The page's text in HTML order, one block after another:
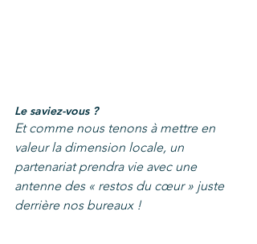
Le saviez-vous ?
Et comme nous tenons à mettre en
valeur la dimension locale, un
partenariat prendra vie avec une
antenne des « restos du cœur » juste
derrière nos bureaux !